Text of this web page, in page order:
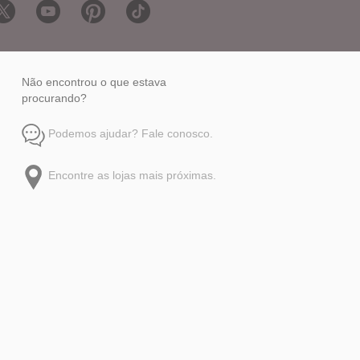
Não encontrou o que estava
procurando?
Podemos ajudar? Fale conosco.
Encontre as lojas mais próximas.